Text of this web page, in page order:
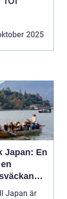
2025
Japan: En
natur
Japan är